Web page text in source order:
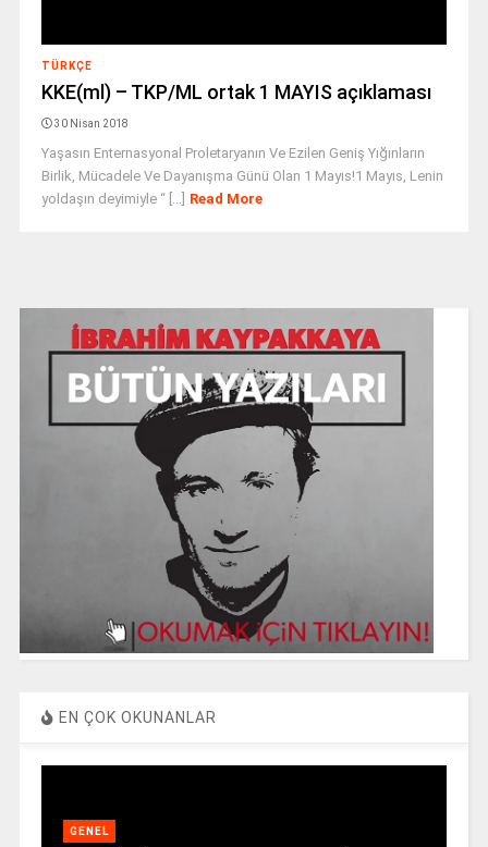
TÜRKÇE
KKE(ml) – TKP/ML ortak 1 MAYIS açıklaması
30 Nisan 2018
Yaşasın Enternasyonal Proletaryanın Ve Ezilen Geniş Yığınların
Birlik, Mücadele Ve Dayanışma Günü Olan 1 Mayıs!1 Mayıs, Lenin
yoldaşın deyimiyle “ [...] Read More
EN ÇOK OKUNANLAR
GENEL